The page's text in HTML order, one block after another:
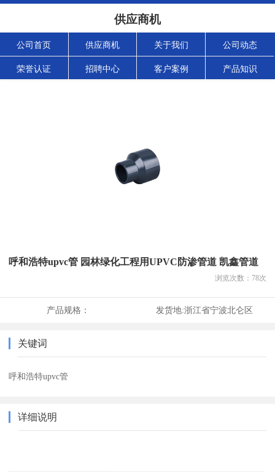
供应商机
公司首页 供应商机 关于我们 公司动态
荣誉认证 招聘中心 客户案例 产品知识
呼和浩特upvc管 园林绿化工程用UPVC防渗管道 凯鑫管道
浏览次数： 78次
产品规格： 发货地:浙江省宁波北仑区
关键词
呼和浩特upvc管
详细说明